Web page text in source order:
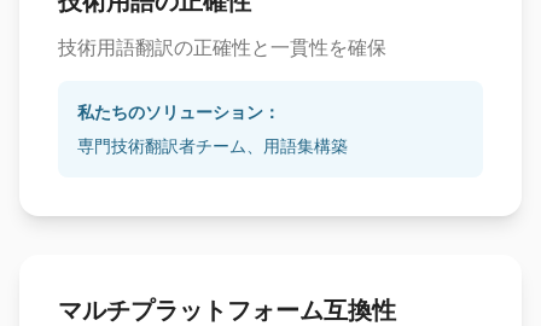
技術用語翻訳の正確性と一貫性を確保
私たちのソリューション：
専門技術翻訳者チーム、用語集構築
マルチプラットフォーム互換性